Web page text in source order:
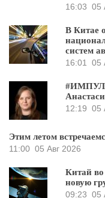
16:03 05
В Китае
систем
16:01
05
12:19 05
Этим летом
11:00 05 Авг 2026
Китай во
новую
09:23 05